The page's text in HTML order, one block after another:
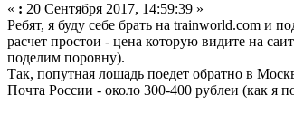
« : 20 Сентября 2017, 14:59:39 »
Ребят, я буду себе брать на trainworld.com и
расчет простои - цена которую видите на
поделим поровну).
Так, попутная лошадь поедет обратно в
Почта России - около 300-400 рублеи (как я